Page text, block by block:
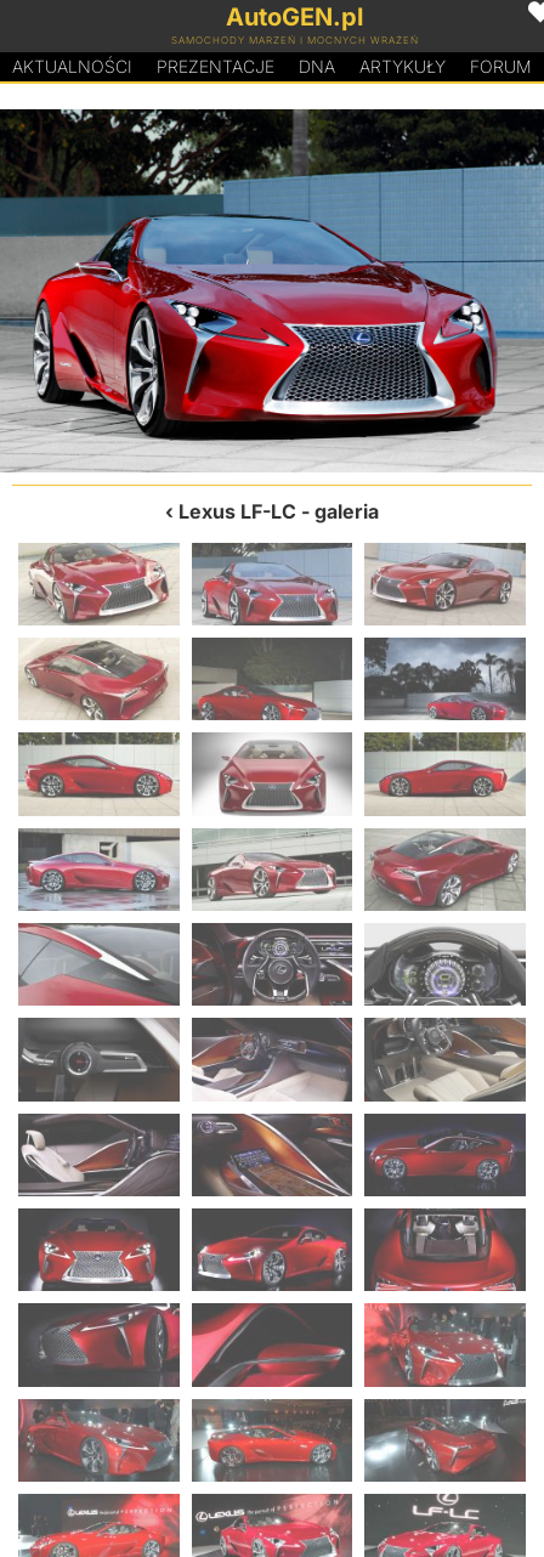
AutoGEN.pl
SAMOCHODY MARZEŃ I MOCNYCH WRAŻEŃ
AKTUALNOŚCI PREZENTACJE DNA ARTYKUŁY FORUM
Lexus LF-LC - galeria